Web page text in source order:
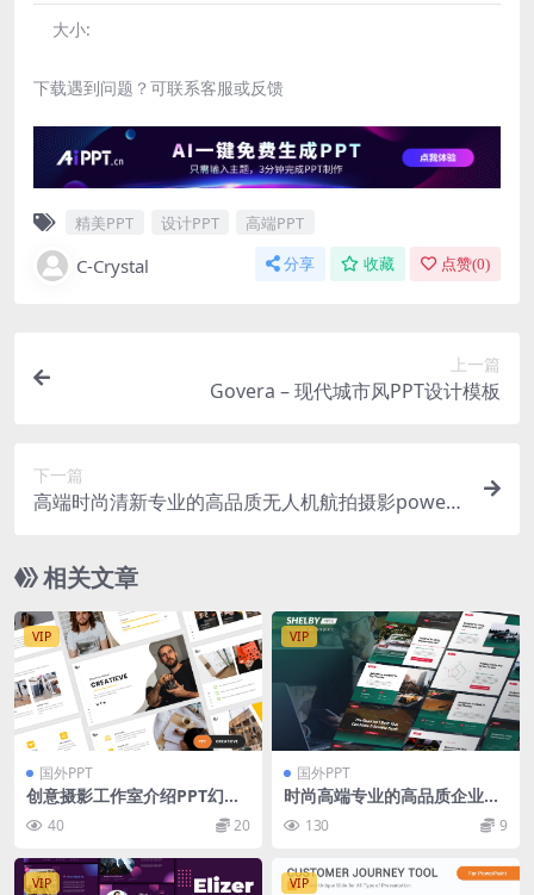
大小:
下载遇到问题？可联系客服或反馈
精美PPT 设计PPT 高端PPT
C-Crystal 分享 收藏 点赞(0)
上一篇
Govera – 现代城市风PPT设计模板
下一篇
高端时尚清新专业的高品质无人机航拍摄影power
相关文章
VIP
国外PPT
创意摄影工作室介绍PPT幻灯
片模板 Creatieve – Creative
PowerPoint Template
40 20
VIP
国外PPT
时尚高端专业的高品质企业级
powerpoint幻灯片演示模板
（pptx）
130 9
VIP VIP